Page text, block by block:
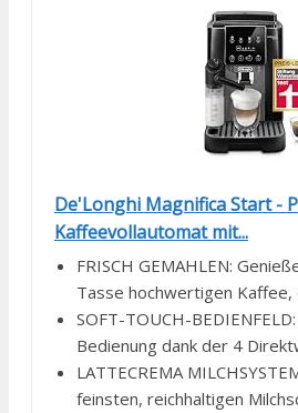
De'Longhi Magnifica Start -
Kaffeevollautomat mit...
FRISCH GEMAHLEN:
Tasse hochwertigen Kaffee,
SOFT-TOUCH-
Bedienung dank der 4
LATTECREMA
feinsten, reichhaltigen